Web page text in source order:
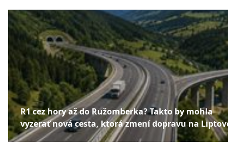
R1 cez hory až do Ružomberka? Takto by mohla
vyzerať nová cesta, ktorá zmení dopravu na